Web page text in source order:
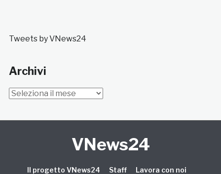
Tweets by VNews24
Archivi
Archivi
VNews24
Il progetto VNews24 Staff Lavora con noi